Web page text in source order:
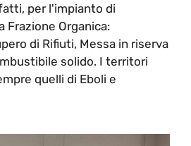
per l'impianto di
Frazione Organica:
di Rifiuti, Messa in riserva
solido. I territori
quelli di Eboli e